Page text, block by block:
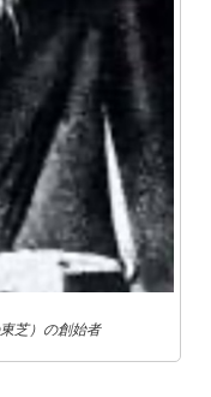
芝）の創始者